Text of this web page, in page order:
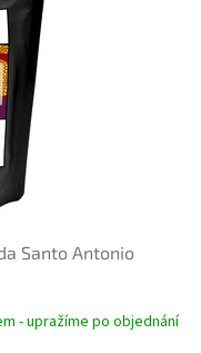
Santo Antonio
- upražíme po objednání